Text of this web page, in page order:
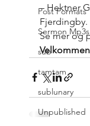
Post Formats
Sermon Mp3s
sub
tamtam
sublunary
Unpublished
– Hektner
Fjerdingby.
Se mer og
Velkommen